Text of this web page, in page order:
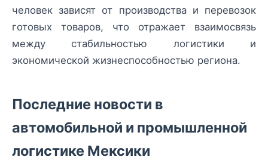
человек зависят от производства и перевозок
готовых товаров, что отражает взаимосвязь
между стабильностью логистики и
экономической жизнеспособностью региона.
Последние новости в
автомобильной и промышленной
логистике Мексики